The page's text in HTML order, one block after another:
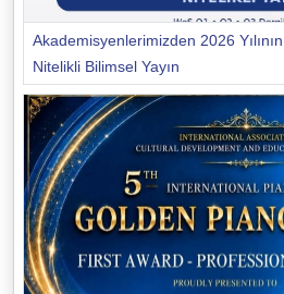
Akademisyenlerimizden 2026
Nitelikli Bilimsel Yayın